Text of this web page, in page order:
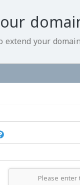
your domain
Please